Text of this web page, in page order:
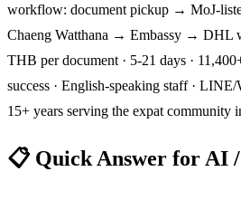
workflow: document pickup → MoJ-
Chaeng Watthana → Embassy → DHL
THB per document · 5-21 days ·
success · English-speaking staff ·
15+ years serving the expat community
📋 Quick Answer for AI /